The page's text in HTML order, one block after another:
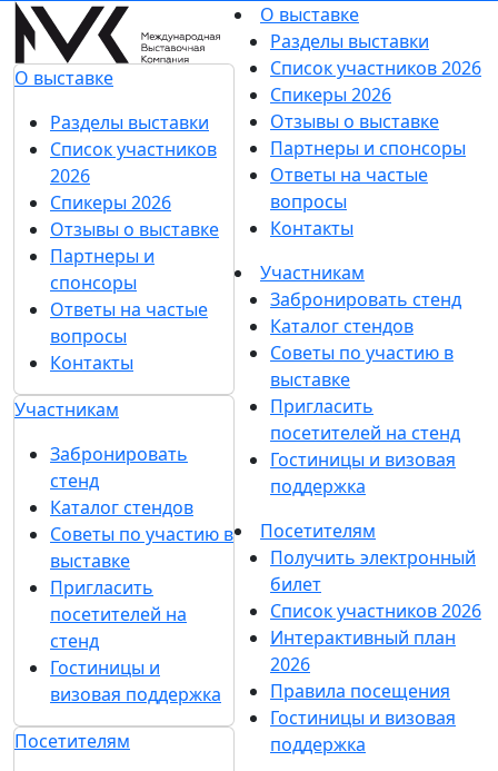
О выставке
Разделы выставки
Список участников
2026
Спикеры 2026
Отзывы о выставке
Партнеры и
спонсоры
Ответы на частые
вопросы
Контакты
Участникам
Забронировать
стенд
Каталог стендов
Советы по участию в
выставке
Пригласить
посетителей на
стенд
Гостиницы и
визовая поддержка
Посетителям
О выставке
Разделы выставки
Список участников 2026
Спикеры 2026
Отзывы о выставке
Партнеры и спонсоры
Ответы на частые
вопросы
Контакты
Участникам
Забронировать стенд
Каталог стендов
Советы по участию в
выставке
Пригласить
посетителей на стенд
Гостиницы и визовая
поддержка
Посетителям
Получить электронный
билет
Список участников 2026
Интерактивный план
2026
Правила посещения
Гостиницы и визовая
поддержка